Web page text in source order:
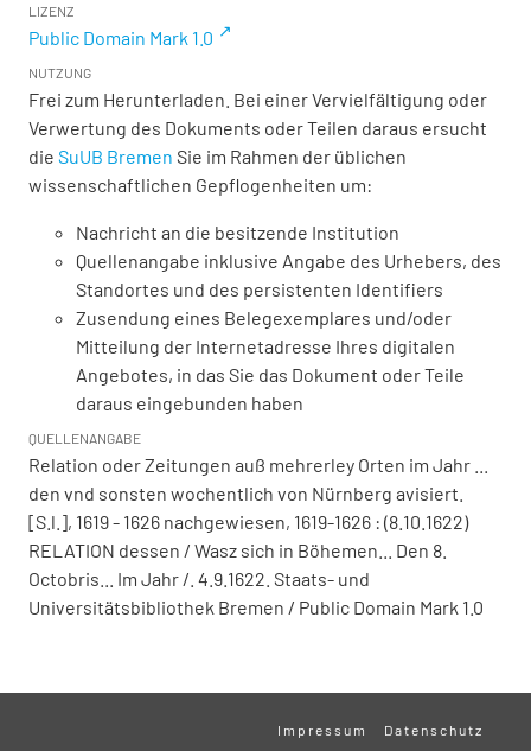
LIZENZ
Public Domain Mark 1.0
NUTZUNG
Frei zum Herunterladen. Bei einer Vervielfältigung oder
Verwertung des Dokuments oder Teilen daraus ersucht
die SuUB Bremen Sie im Rahmen der üblichen
wissenschaftlichen Gepflogenheiten um:
Nachricht an die besitzende Institution
Quellenangabe inklusive Angabe des Urhebers, des
Standortes und des persistenten Identifiers
Zusendung eines Belegexemplares und/oder
Mitteilung der Internetadresse Ihres digitalen
Angebotes, in das Sie das Dokument oder Teile
daraus eingebunden haben
QUELLENANGABE
Relation oder Zeitungen auß mehrerley Orten im Jahr ...
den vnd sonsten wochentlich von Nürnberg avisiert.
[S.l.], 1619 - 1626 nachgewiesen, 1619-1626 : (8.10.1622)
RELATION dessen / Wasz sich in Böhemen... Den 8.
Octobris... Im Jahr /. 4.9.1622. Staats- und
Universitätsbibliothek Bremen / Public Domain Mark 1.0
Impressum Datenschutz